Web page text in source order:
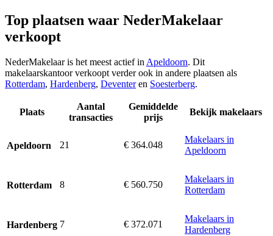
Top plaatsen waar NederMakelaar
verkoopt
NederMakelaar is het meest actief inApeldoorn. Dit
makelaarskantoor verkoopt verder ook in andere plaatsen als
Rotterdam, Hardenberg, Deventeren Soesterberg.
Plaats
Aantal
transacties
Gemiddelde
prijs
Bekijk makelaars
Apeldoorn 21 € 364.048
Makelaars in
Apeldoorn
Rotterdam 8 € 560.750
Makelaars in
Rotterdam
Hardenberg 7 € 372.071
Makelaars in
Hardenberg